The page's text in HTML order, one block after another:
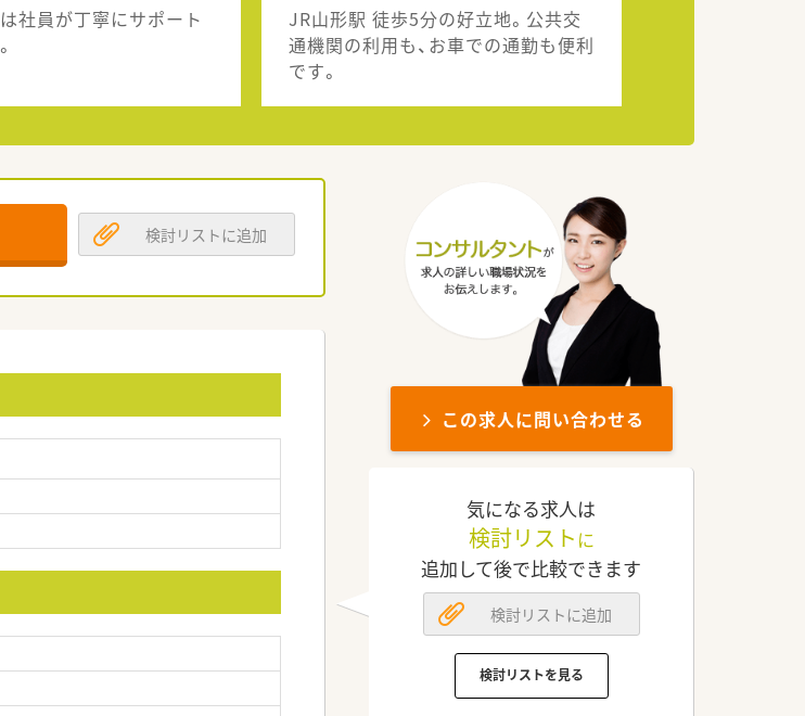
社員が丁寧にサポート
JR山形駅 徒歩5分の好立地。公共交
通機関の利用も、お車での通勤も便利
です。
検討リストに追加
この求人に問い合わせる
気になる求人は
検討リスト に
追加して後で比較できます
検討リストに追加
検討リストを見る